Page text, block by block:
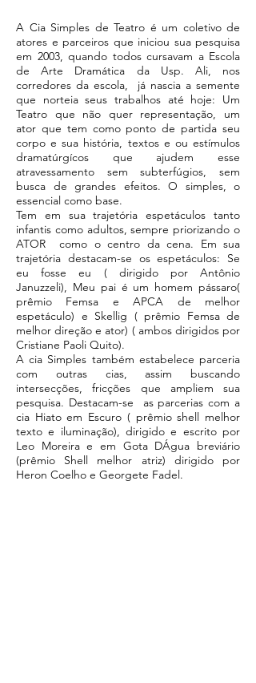
A Cia Simples de Teatro é um coletivo de
atores e parceiros que iniciou sua pesquisa
em 2003, quando todos cursavam a Escola
de Arte Dramática da Usp. Ali, nos
corredores da escola, já nascia a semente
que norteia seus trabalhos até hoje: Um
Teatro que não quer representação, um
ator que tem como ponto de partida seu
corpo e sua história, textos e ou estímulos
dramatúrgícos que ajudem esse
atravessamento sem subterfúgios, sem
busca de grandes efeitos. O simples, o
essencial como base.
Tem em sua trajetória espetáculos tanto
infantis como adultos, sempre priorizando o
ATOR como o centro da cena. Em sua
trajetória destacam-se os espetáculos: Se
eu fosse eu ( dirigido por Antônio
Januzzeli), Meu pai é um homem pássaro(
prêmio Femsa e APCA de melhor
espetáculo) e Skellig ( prêmio Femsa de
melhor direção e ator) ( ambos dirigidos por
Cristiane Paoli Quito).
A cia Simples também estabelece parceria
com outras cias, assim buscando
intersecções, fricções que ampliem sua
pesquisa. Destacam-se as parcerias com a
cia Hiato em Escuro ( prêmio shell melhor
texto e iluminação), dirigido e escrito por
Leo Moreira e em Gota DÁgua breviário
(prêmio Shell melhor atriz) dirigido por
Heron Coelho e Georgete Fadel.